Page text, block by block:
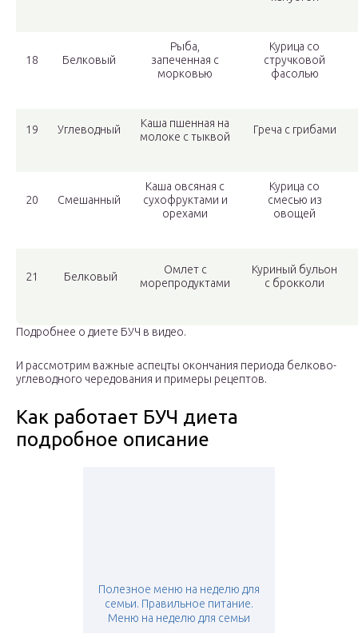
18 Белковый
Рыба,
запеченная с
морковью
Курица со
стручковой
фасолью
19 Углеводный
Каша пшенная на
молоке с тыквой
Греча с грибами
20 Смешанный
Каша овсяная с
сухофруктами и
орехами
Курица со
смесью из
овощей
21 Белковый
Омлет с
морепродуктами
Куриный бульон
с брокколи
Подробнее о диете БУЧ в видео.
И рассмотрим важные аспецты окончания периода белково-
углеводного чередования и примеры рецептов.
Как работает БУЧ диета
подробное описание
Полезное меню на неделю для
семьи. Правильное питание.
Меню на неделю для семьи